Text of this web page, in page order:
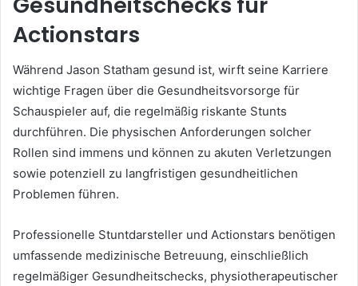
Actionstars
Während Jason Statham gesund ist, wirft seine Karriere
wichtige Fragen über die Gesundheitsvorsorge für
Schauspieler auf, die regelmäßig riskante Stunts
durchführen. Die physischen Anforderungen solcher
Rollen sind immens und können zu akuten Verletzungen
sowie potenziell zu langfristigen gesundheitlichen
Problemen führen.
Professionelle Stuntdarsteller und Actionstars benötigen
umfassende medizinische Betreuung, einschließlich
regelmäßiger Gesundheitschecks, physiotherapeutischer